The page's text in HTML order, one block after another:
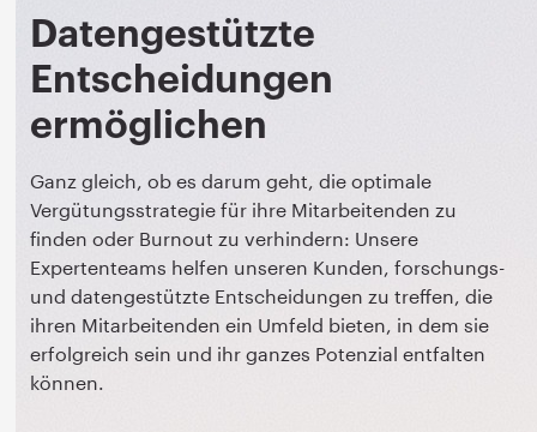
Datengestützte
Entscheidungen
ermöglichen
Ganz gleich, ob es darum geht, die optimale
Vergütungsstrategie für ihre Mitarbeitenden zu
finden oder Burnout zu verhindern: Unsere
Expertenteams helfen unseren Kunden, forschungs-
und datengestützte Entscheidungen zu treffen, die
ihren Mitarbeitenden ein Umfeld bieten, in dem sie
erfolgreich sein und ihr ganzes Potenzial entfalten
können.